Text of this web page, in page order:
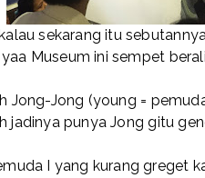
sekarang itu
Museum ini sempet
Jong-Jong (young =
jadinya punya Jong gitu
I yang kurang greget